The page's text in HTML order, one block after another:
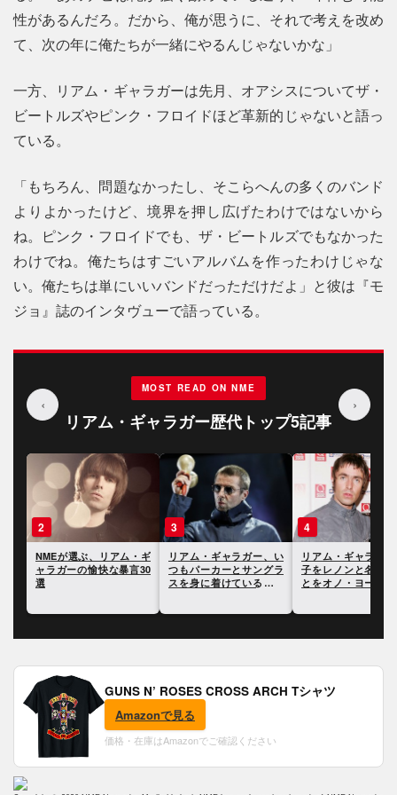
性があるんだろ。だから、俺が思うに、それで考えを改め
て、次の年に俺たちが一緒にやるんじゃないかな」
一方、リアム・ギャラガーは先月、オアシスについてザ・
ビートルズやピンク・フロイドほど革新的じゃないと語っ
ている。
「もちろん、問題なかったし、そこらへんの多くのバンド
よりよかったけど、境界を押し広げたわけではないから
ね。ピンク・フロイドでも、ザ・ビートルズでもなかった
わけでね。俺たちはすごいアルバムを作ったわけじゃな
い。俺たちは単にいいバンドだっただけだよ」と彼は『モ
ジョ』誌のインタヴューで語っている。
‹
MOST READ ON NME
リアム・ギャラガー歴代トップ5記事
›
3
リアム・ギャラガー、い
つもパーカーとサングラ
スを身に着けている理由
4
リアム・ギャラガー、息
子をレノンと名付けたこ
とをオノ・ヨーコに問い
5
リアム・ギャラガ
イヴ・グロールに
のロックスターの1
GUNS N’ ROSES CROSS ARCH Tシャツ
Amazonで見る
価格・在庫はAmazonでご確認ください